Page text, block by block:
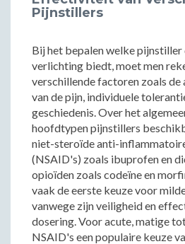
Pijnstillers
Bij het bepalen welke
verlichting biedt, moet men
verschillende factoren zoals de
van de pijn, individuele
geschiedenis. Over het
hoofdtypen pijnstillers
niet-steroïde anti-
(NSAID's) zoals ibuprofen en
opioïden zoals codeïne en
vaak de eerste keuze voor
vanwege zijn veiligheid en
dosering. Voor acute, matige
NSAID's een populaire keuze